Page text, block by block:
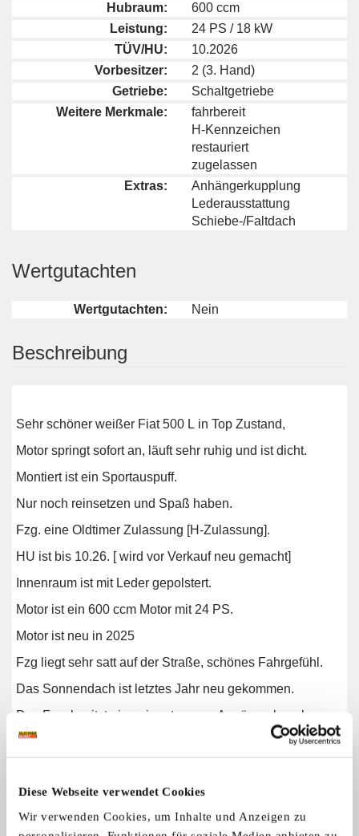
Diese Webseite verwendet Cookies
Wir verwenden Cookies, um Inhalte und Anzeigen zu
Hubraum:
600 ccm
Leistung:
24 PS / 18 kW
TÜV/HU:
10.2026
Vorbesitzer:
2 (3. Hand)
Getriebe:
Schaltgetriebe
Weitere Merkmale:
fahrbereit
H-Kennzeichen
restauriert
zugelassen
Extras:
Anhängerkupplung
Lederausstattung
Schiebe-/Faltdach
Wertgutachten
Wertgutachten: Nein
Beschreibung
Sehr schöner weißer Fiat 500 L in Top Zustand,
Motor springt sofort an, läuft sehr ruhig und ist dicht.
Montiert ist ein Sportauspuff.
Nur noch reinsetzen und Spaß haben.
Fzg. eine Oldtimer Zulassung [H-Zulassung].
HU ist bis 10.26. [ wird vor Verkauf neu gemacht]
Innenraum ist mit Leder gepolstert.
Motor ist ein 600 ccm Motor mit 24 PS.
Motor ist neu in 2025
Fzg liegt sehr satt auf der Straße, schönes Fahrgefühl.
Das Sonnendach ist letztes Jahr neu gekommen.
Das Fzg. besitzt eine eingetragene Angängerkupplung.
Damit ist der Vorbesitzer mit einem Kleinstwohnwagen
nach Italien gereist.
Sehr gute Radioanlage verbaut.
Bei Fragen einfach schreiben....beantworte alle
vernünftigen Anfragen